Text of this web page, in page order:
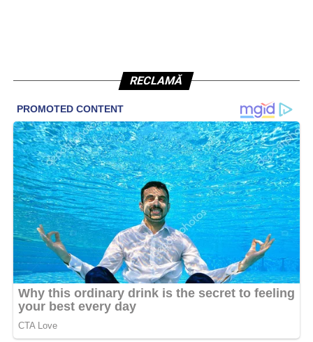
RECLAMĂ